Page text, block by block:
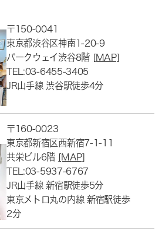
〒150-0041
東京都渋谷区神南1-20-9
パークウェイ渋谷8階 [MAP]
TEL:03-6455-3405
JR山手線 渋谷駅徒歩4分
〒160-0023
東京都新宿区西新宿7-1-11
共栄ビル6階 [MAP]
TEL:03-5937-6767
JR山手線 新宿駅徒歩5分
東京メトロ丸の内線 新宿駅徒歩
2分